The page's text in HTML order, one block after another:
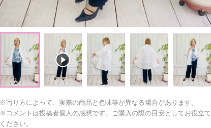
※写り方によって、実際の商品と色味等が異なる場合があります。
※コメントは投稿者個人の感想です。ご購入の際の目安としてお役立て
ください。